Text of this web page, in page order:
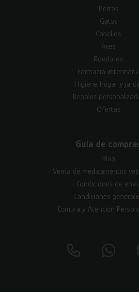
Perros
Gatos
Caballos
Aves
Roedores
Farmacia veterinaria
Higiene hogar y
Regalos
Ofertas
Guía de
Blog
Venta de medicamentos
Condiciones de
Condiciones
Compra y Atención